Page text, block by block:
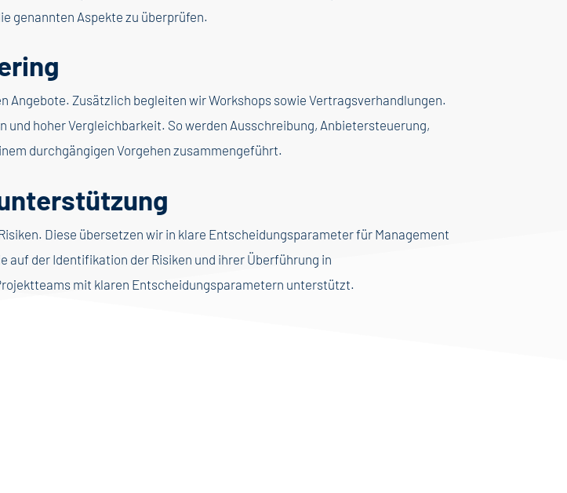
genannten Aspekte zu überprüfen.
Zusätzlich begleiten wir Workshops sowie Vertragsverhandlungen.
hoher Vergleichbarkeit. So werden Ausschreibung, Anbietersteuerung,
durchgängigen Vorgehen zusammengeführt.
Diese übersetzen wir in klare Entscheidungsparameter für Management
der Identifikation der Risiken und ihrer Überführung in
mit klaren Entscheidungsparametern unterstützt.